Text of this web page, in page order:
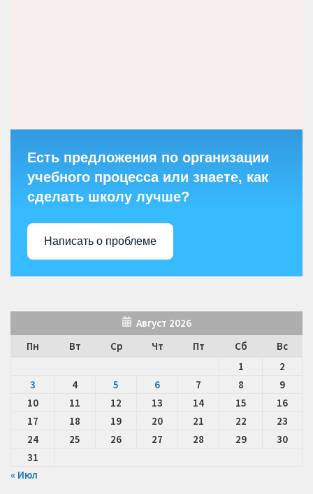
Есть предложения по организации
учебного процесса или знаете, как
сделать школу лучше?
Написать о проблеме
Август 2026
Пн
Вт Ср Чт Пт Сб
Вс
1
2
3
4 5 6 7 8
9
10
11 12 13 14 15
16
17
18 19 20 21 22
23
24
25 26 27 28 29
30
31
« Июл